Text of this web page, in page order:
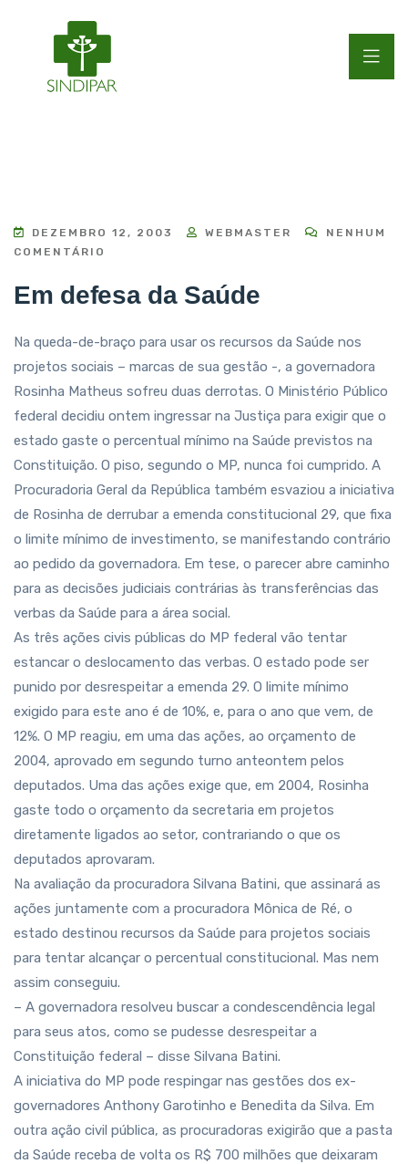
DEZEMBRO 12, 2003 WEBMASTER
NENHUM
COMENTÁRIO
Em defesa da Saúde
Na queda-de-braço para usar os recursos da Saúde nos
projetos sociais – marcas de sua gestão -, a governadora
Rosinha Matheus sofreu duas derrotas. O Ministério Público
federal decidiu ontem ingressar na Justiça para exigir que o
estado gaste o percentual mínimo na Saúde previstos na
Constituição. O piso, segundo o MP, nunca foi cumprido. A
Procuradoria Geral da República também esvaziou a iniciativa
de Rosinha de derrubar a emenda constitucional 29, que fixa
o limite mínimo de investimento, se manifestando contrário
ao pedido da governadora. Em tese, o parecer abre caminho
para as decisões judiciais contrárias às transferências das
verbas da Saúde para a área social.
As três ações civis públicas do MP federal vão tentar
estancar o deslocamento das verbas. O estado pode ser
punido por desrespeitar a emenda 29. O limite mínimo
exigido para este ano é de 10%, e, para o ano que vem, de
12%. O MP reagiu, em uma das ações, ao orçamento de
2004, aprovado em segundo turno anteontem pelos
deputados. Uma das ações exige que, em 2004, Rosinha
gaste todo o orçamento da secretaria em projetos
diretamente ligados ao setor, contrariando o que os
deputados aprovaram.
Na avaliação da procuradora Silvana Batini, que assinará as
ações juntamente com a procuradora Mônica de Ré, o
estado destinou recursos da Saúde para projetos sociais
para tentar alcançar o percentual constitucional. Mas nem
assim conseguiu.
– A governadora resolveu buscar a condescendência legal
para seus atos, como se pudesse desrespeitar a
Constituição federal – disse Silvana Batini.
A iniciativa do MP pode respingar nas gestões dos ex-
governadores Anthony Garotinho e Benedita da Silva. Em
outra ação civil pública, as procuradoras exigirão que a pasta
da Saúde receba de volta os R$ 700 milhões que deixaram